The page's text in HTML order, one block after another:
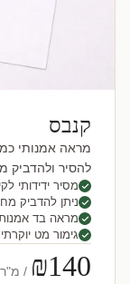
קנבס
מראה אמנותי
להסיר ולהדביק
מסיר ידידותי
ניתן להדביק
מראה בד
גימור מט יוקרתי
₪140 / מ"ר